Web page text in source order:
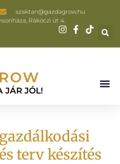
szaktan@gazdagrow.hu
Rákóczi út 4.
JÁR JÓL!
terv készítés